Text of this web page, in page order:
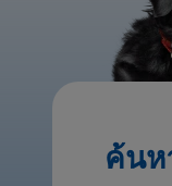
ค้นห